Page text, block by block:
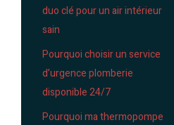
duo clé pour un air intérieur
sain
Pourquoi choisir un service
d’urgence plomberie
disponible 24/7
Pourquoi ma thermopompe